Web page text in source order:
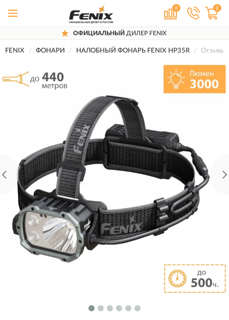
0 0
ОФИЦИАЛЬНЫЙ ДИЛЕР FENIX
FENIX ФОНАРИ НАЛОБНЫЙ ФОНАРЬ FENIX HP35R Отзывы